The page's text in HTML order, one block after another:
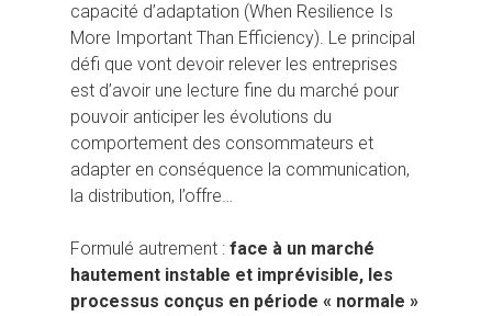
capacité d’adaptation (When Resilience Is
More Important Than Efficiency). Le principal
défi que vont devoir relever les entreprises
est d’avoir une lecture fine du marché pour
pouvoir anticiper les évolutions du
comportement des consommateurs et
adapter en conséquence la communication,
la distribution, l’offre…
Formulé autrement : face à un marché
hautement instable et imprévisible, les
processus conçus en période « normale »